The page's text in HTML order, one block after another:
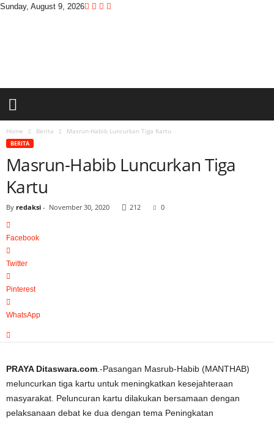
Sunday, August 9, 2026
w
Home Berita Masrun-Habib Luncurkan Tiga Kartu
BERITA
Masrun-Habib Luncurkan Tiga
Kartu
By redaksi - November 30, 2020 212 0
Facebook
Twitter
Pinterest
WhatsApp
PRAYA Ditaswara.com .-Pasangan Masrub-Habib (MANTHAB)
meluncurkan tiga kartu untuk meningkatkan kesejahteraan
masyarakat. Peluncuran kartu dilakukan bersamaan dengan
pelaksanaan debat ke dua dengan tema Peningkatan